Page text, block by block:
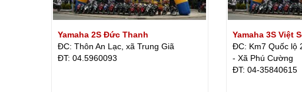
Yamaha 2S Đức Thanh
ĐC: Thôn An Lạc, xã Trung Giã
ÐT: 04.5960093
Yamaha 3S Việt
ĐC: Km7 Quốc lộ
- Xã Phú Cường
ÐT: 04-35840615